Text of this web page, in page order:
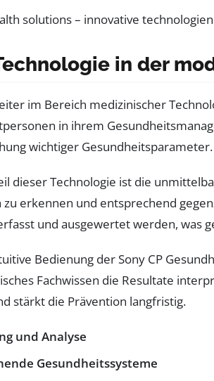
in der
im Bereich medizinischer
in ihrem
wichtiger Gesundheitsparameter.
dieser Technologie ist die
erkennen und entsprechend
und ausgewertet werden,
Bedienung der Sony CP
Fachwissen die Resultate
stärkt die Prävention langfristig.
und Analyse
Gesundheitssysteme